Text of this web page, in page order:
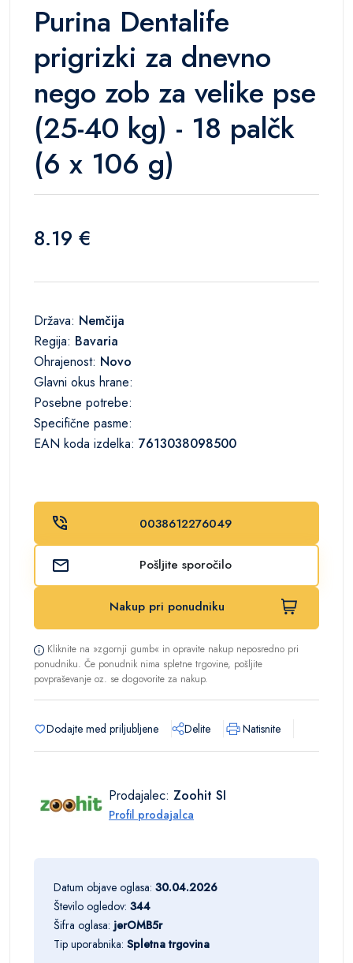
Purina Dentalife
prigrizki za dnevno
nego zob za velike pse
(25-40 kg) - 18 palčk
(6 x 106 g)
8.19 €
Država: Nemčija
Regija: Bavaria
Ohrajenost: Novo
Glavni okus hrane:
Posebne potrebe:
Specifične pasme:
EAN koda izdelka: 7613038098500
0038612276049
Pošljite sporočilo
Nakup pri ponudniku
Kliknite na »zgornji gumb« in opravite nakup neposredno pri
ponudniku. Če ponudnik nima spletne trgovine, pošljite
povpraševanje oz. se dogovorite za nakup.
Dodajte med priljubljene Delite Natisnite
Prodajalec: Zoohit SI
Profil prodajalca
Datum objave oglasa: 30.04.2026
Število ogledov: 344
Šifra oglasa: jerOMB5r
Tip uporabnika: Spletna trgovina